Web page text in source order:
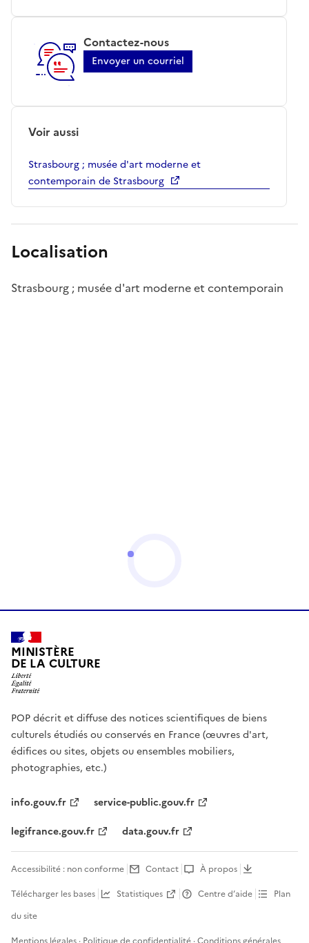
Contactez-nous
Envoyer un courriel
Voir aussi
Strasbourg ; musée d'art moderne et
contemporain de Strasbourg
Localisation
Strasbourg ; musée d'art moderne et contemporain
MINISTÈRE
DE LA CULTURE
POP décrit et diffuse des notices scientifiques de biens
culturels étudiés ou conservés en France (œuvres d'art,
édifices ou sites, objets ou ensembles mobiliers,
photographies, etc.)
info.gouv.fr
service-public.gouv.fr
legifrance.gouv.fr
data.gouv.fr
Accessibilité : non conforme Contact
À propos
Télécharger les bases
Statistiques Centre d’aide
Plan
du site